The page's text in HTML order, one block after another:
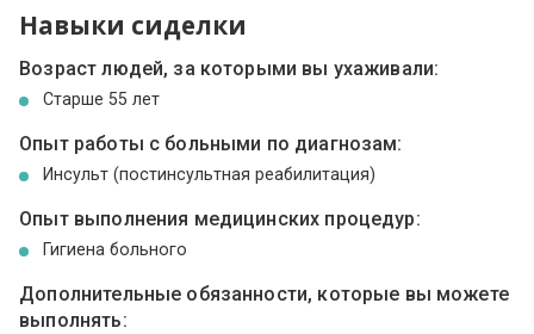
Навыки сиделки
Возраст людей, за которыми вы ухаживали:
Cтарше 55 лет
Опыт работы с больными по диагнозам:
Инсульт (постинсультная реабилитация)
Опыт выполнения медицинских процедур:
Гигиена больного
Дополнительные обязанности, которые вы можете
выполнять: